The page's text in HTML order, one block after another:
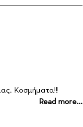
Κοσμήματα!!!
Read more...